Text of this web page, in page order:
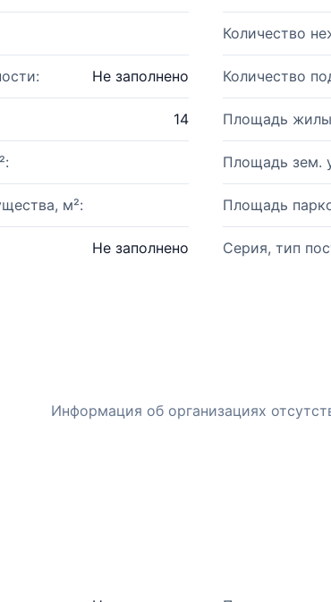
Количество
Не заполнено Количество
14 Площадь
Площадь зем.
м²: Площадь
Не заполнено Серия, тип
Информация об организациях